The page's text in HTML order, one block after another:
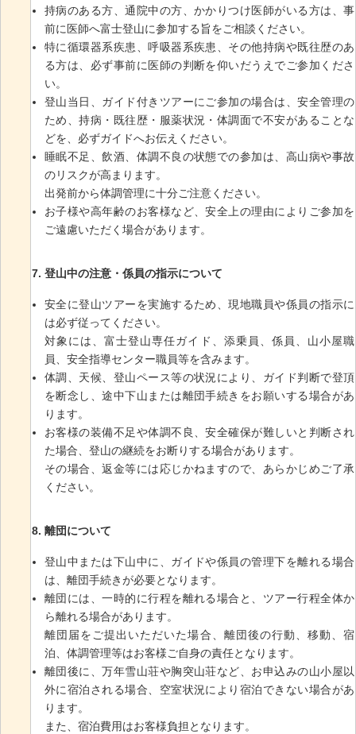
持病のある方、通院中の方、かかりつけ医師がいる方は、事
前に医師へ富士登山に参加する旨をご相談ください。
特に循環器系疾患、呼吸器系疾患、その他持病や既往歴のあ
る方は、必ず事前に医師の判断を仰いだうえでご参加くださ
い。
登山当日、ガイド付きツアーにご参加の場合は、安全管理の
ため、持病・既往歴・服薬状況・体調面で不安があることな
どを、必ずガイドへお伝えください。
睡眠不足、飲酒、体調不良の状態での参加は、高山病や事故
のリスクが高まります。
出発前から体調管理に十分ご注意ください。
お子様や高年齢のお客様など、安全上の理由によりご参加を
ご遠慮いただく場合があります。
登山中の注意・係員の指示について
安全に登山ツアーを実施するため、現地職員や係員の指示に
は必ず従ってください。
対象には、富士登山専任ガイド、添乗員、係員、山小屋職
員、安全指導センター職員等を含みます。
体調、天候、登山ペース等の状況により、ガイド判断で登頂
を断念し、途中下山または離団手続きをお願いする場合があ
ります。
お客様の装備不足や体調不良、安全確保が難しいと判断され
た場合、登山の継続をお断りする場合があります。
その場合、返金等には応じかねますので、あらかじめご了承
ください。
離団について
登山中または下山中に、ガイドや係員の管理下を離れる場合
は、離団手続きが必要となります。
離団には、一時的に行程を離れる場合と、ツアー行程全体か
ら離れる場合があります。
離団届をご提出いただいた場合、離団後の行動、移動、宿
泊、体調管理等はお客様ご自身の責任となります。
離団後に、万年雪山荘や胸突山荘など、お申込みの山小屋以
外に宿泊される場合、空室状況により宿泊できない場合があ
ります。
また、宿泊費用はお客様負担となります。